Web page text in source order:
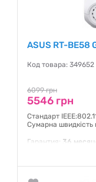
ASUS RT-BE58
Код товара: 349652
6099 грн
5546 грн
Стандарт
Сумарна швидкість
Гарантия: 36